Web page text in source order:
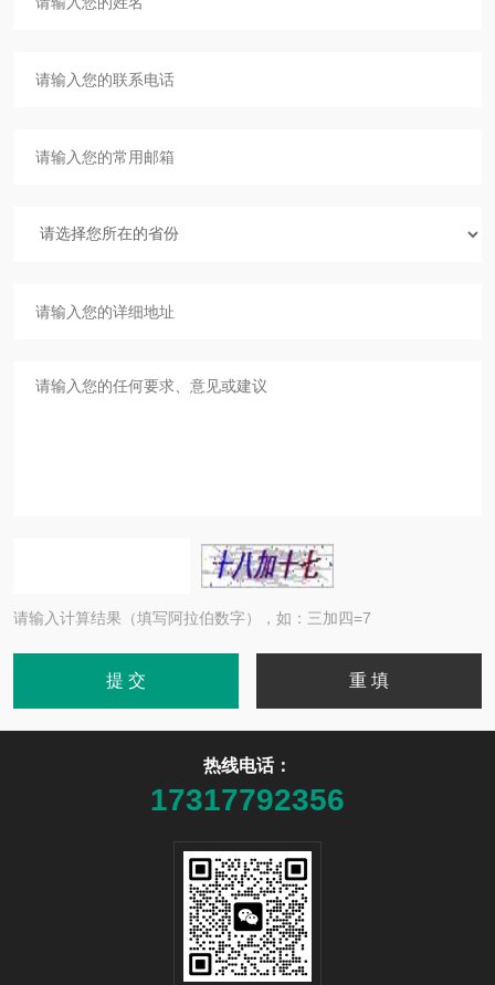
请输入计算结果（填写阿拉伯数字），如：三加四=7
热线电话：
17317792356